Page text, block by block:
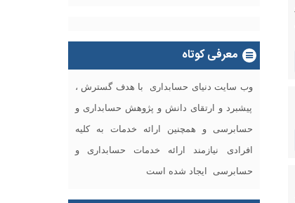
معرفی کوتاه
وب سایت دنیای حسابداری با هدف گسترش ،
پیشبرد و ارتقای دانش و پژوهش حسابداری و
حسابرسی و همچنین ارائه خدمات به کلیه
افرادی نیازمند ارائه خدمات حسابداری و
حسابرسی ایجاد شده است